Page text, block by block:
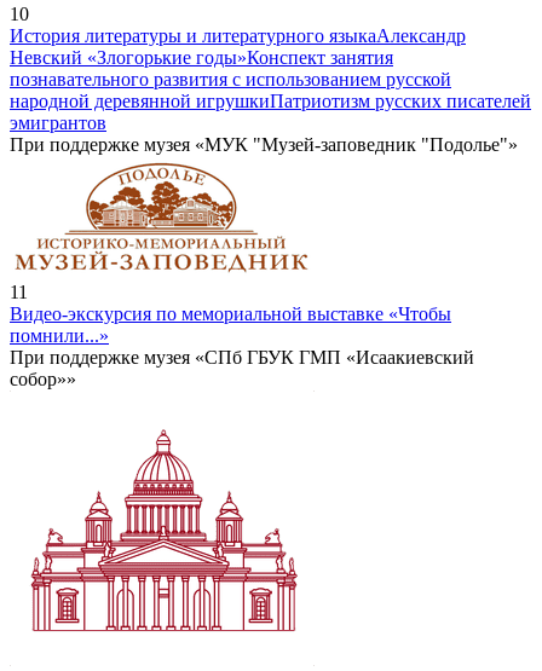
10
История литературы и литературного языкаАлександр
Невский «Злогорькие годы»Конспект занятия
познавательного развития с использованием русской
народной деревянной игрушкиПатриотизм русских писателей
эмигрантов
При поддержке музея «МУК "Музей-заповедник "Подолье"»
11
Видео-экскурсия по мемориальной выставке «Чтобы
помнили...»
При поддержке музея «СПб ГБУК ГМП «Исаакиевский
собор»»